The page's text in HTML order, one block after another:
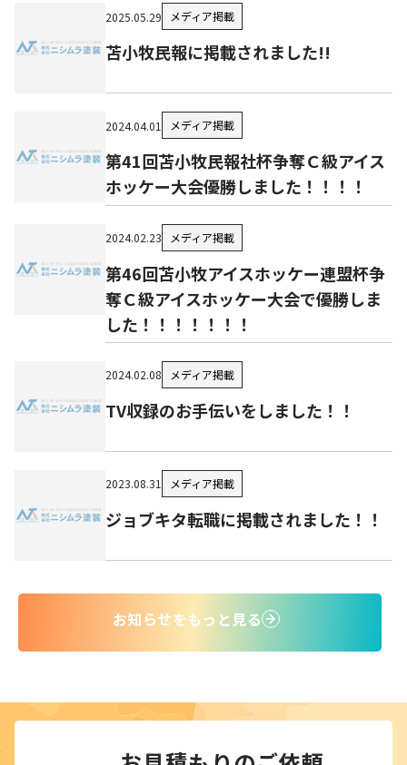
2025.05.29 メディア掲載
苫小牧民報に掲載されました!!
2024.04.01 メディア掲載
第41回苫小牧民報社杯争奪Ｃ級アイス
ホッケー大会優勝しました！！！！
2024.02.23 メディア掲載
第46回苫小牧アイスホッケー連盟杯争
奪Ｃ級アイスホッケー大会で優勝しま
した！！！！！！！
2024.02.08 メディア掲載
TV収録のお手伝いをしました！！
2023.08.31 メディア掲載
ジョブキタ転職に掲載されました！！
お知らせをもっと見る